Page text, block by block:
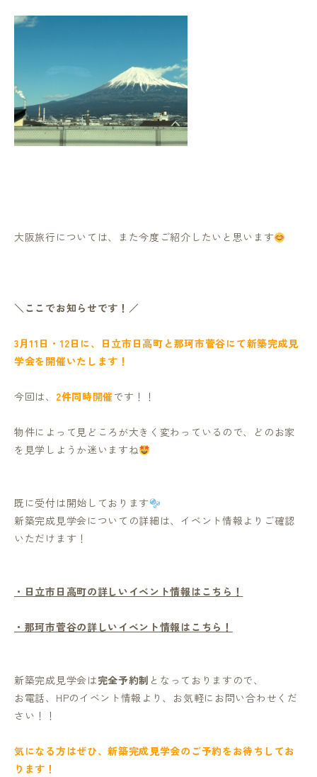
大阪旅行については、また今度ご紹介したいと思います
＼ここでお知らせです！／
3月11日・12日に、日立市日高町と那珂市菅谷にて新築完成見
学会を開催いたします！
今回は、 2件同時開催です！！
物件によって見どころが大きく変わっているので、どのお家
を見学しようか迷いますね
既に受付は開始しております
新築完成見学会についての詳細は、イベント情報よりご確認
いただけます！
・日立市日高町の詳しいイベント情報はこちら！
・那珂市菅谷の詳しいイベント情報はこちら！
新築完成見学会は完全予約制 となっておりますので、
お電話、HPのイベント情報より、お気軽にお問い合わせくだ
さい！！
気になる方はぜひ、新築完成見学会のご予約をお待ちしてお
ります！